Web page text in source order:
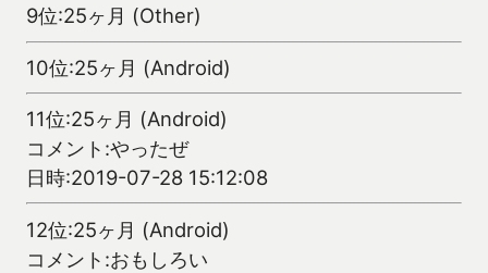
9位:25ヶ月 (Other)
10位:25ヶ月 (Android)
11位:25ヶ月 (Android)
コメント:やったぜ
日時:2019-07-28 15:12:08
12位:25ヶ月 (Android)
コメント:おもしろい